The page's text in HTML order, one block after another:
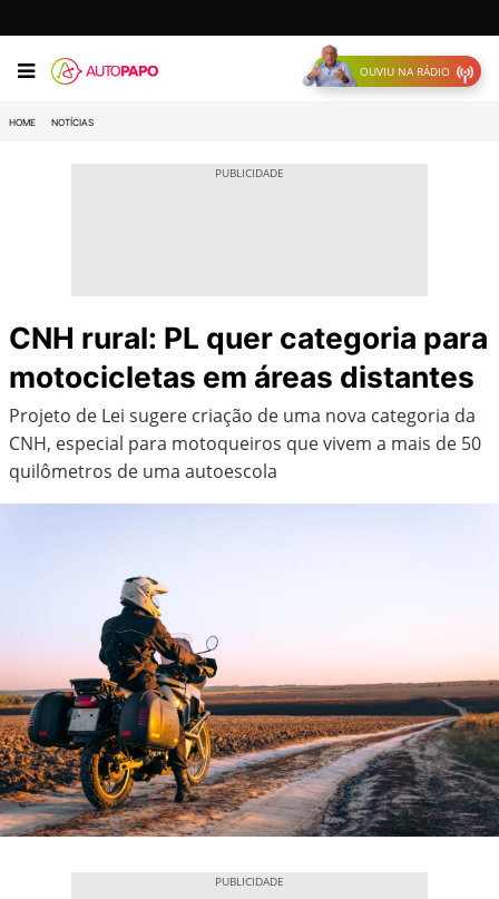
OUVIU NA RÁDIO
HOME NOTÍCIAS
CNH rural: PL quer categoria para
motocicletas em áreas distantes
Projeto de Lei sugere criação de uma nova categoria da
CNH, especial para motoqueiros que vivem a mais de 50
quilômetros de uma autoescola